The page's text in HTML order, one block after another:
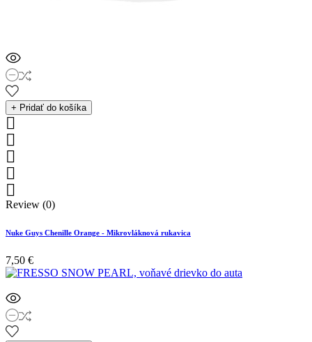
+ Pridať do košíka





Review (0)
Nuke Guys Chenille Orange - Mikrovláknová rukavica
7,50 €